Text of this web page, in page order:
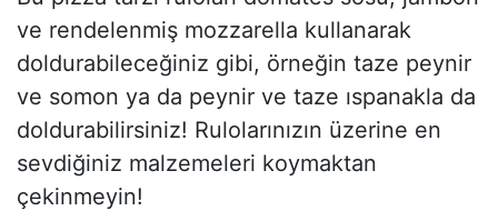
ve rendelenmiş mozzarella kullanarak
doldurabileceğiniz gibi, örneğin taze peynir
ve somon ya da peynir ve taze ıspanakla da
doldurabilirsiniz! Rulolarınızın üzerine en
sevdiğiniz malzemeleri koymaktan
çekinmeyin!